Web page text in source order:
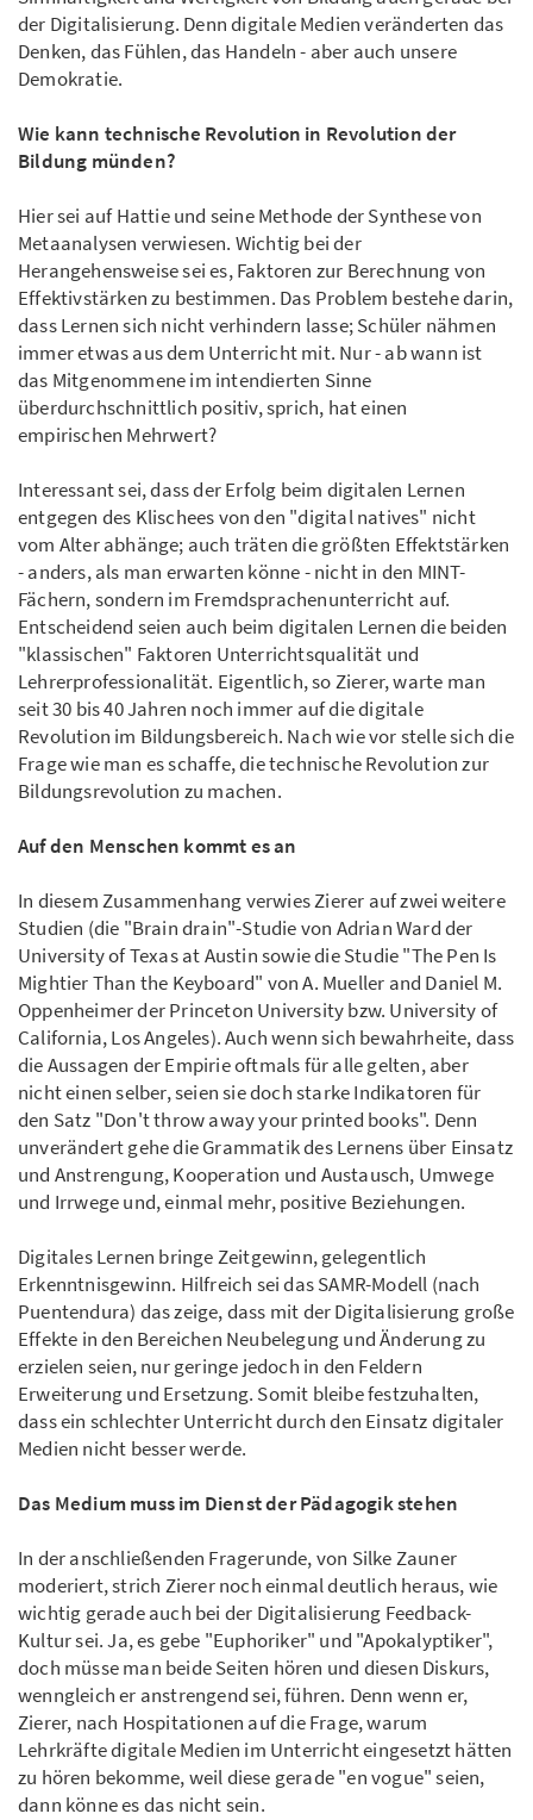
der Digitalisierung. Denn digitale Medien veränderten das
Denken, das Fühlen, das Handeln - aber auch unsere
Demokratie.
Wie kann technische Revolution in Revolution der
Bildung münden?
Hier sei auf Hattie und seine Methode der Synthese von
Metaanalysen verwiesen. Wichtig bei der
Herangehensweise sei es, Faktoren zur Berechnung von
Effektivstärken zu bestimmen. Das Problem bestehe darin,
dass Lernen sich nicht verhindern lasse; Schüler nähmen
immer etwas aus dem Unterricht mit. Nur - ab wann ist
das Mitgenommene im intendierten Sinne
überdurchschnittlich positiv, sprich, hat einen
empirischen Mehrwert?
Interessant sei, dass der Erfolg beim digitalen Lernen
entgegen des Klischees von den "digital natives" nicht
vom Alter abhänge; auch träten die größten Effektstärken
- anders, als man erwarten könne - nicht in den MINT-
Fächern, sondern im Fremdsprachenunterricht auf.
Entscheidend seien auch beim digitalen Lernen die beiden
"klassischen" Faktoren Unterrichtsqualität und
Lehrerprofessionalität. Eigentlich, so Zierer, warte man
seit 30 bis 40 Jahren noch immer auf die digitale
Revolution im Bildungsbereich. Nach wie vor stelle sich die
Frage wie man es schaffe, die technische Revolution zur
Bildungsrevolution zu machen.
Auf den Menschen kommt es an
In diesem Zusammenhang verwies Zierer auf zwei weitere
Studien (die "Brain drain"-Studie von Adrian Ward der
University of Texas at Austin sowie die Studie "The Pen Is
Mightier Than the Keyboard" von A. Mueller and Daniel M.
Oppenheimer der Princeton University bzw. University of
California, Los Angeles). Auch wenn sich bewahrheite, dass
die Aussagen der Empirie oftmals für alle gelten, aber
nicht einen selber, seien sie doch starke Indikatoren für
den Satz "Don't throw away your printed books". Denn
unverändert gehe die Grammatik des Lernens über Einsatz
und Anstrengung, Kooperation und Austausch, Umwege
und Irrwege und, einmal mehr, positive Beziehungen.
Digitales Lernen bringe Zeitgewinn, gelegentlich
Erkenntnisgewinn. Hilfreich sei das SAMR-Modell (nach
Puentendura) das zeige, dass mit der Digitalisierung große
Effekte in den Bereichen Neubelegung und Änderung zu
erzielen seien, nur geringe jedoch in den Feldern
Erweiterung und Ersetzung. Somit bleibe festzuhalten,
dass ein schlechter Unterricht durch den Einsatz digitaler
Medien nicht besser werde.
Das Medium muss im Dienst der Pädagogik stehen
In der anschließenden Fragerunde, von Silke Zauner
moderiert, strich Zierer noch einmal deutlich heraus, wie
wichtig gerade auch bei der Digitalisierung Feedback-
Kultur sei. Ja, es gebe "Euphoriker" und "Apokalyptiker",
doch müsse man beide Seiten hören und diesen Diskurs,
wenngleich er anstrengend sei, führen. Denn wenn er,
Zierer, nach Hospitationen auf die Frage, warum
Lehrkräfte digitale Medien im Unterricht eingesetzt hätten
zu hören bekomme, weil diese gerade "en vogue" seien,
dann könne es das nicht sein.